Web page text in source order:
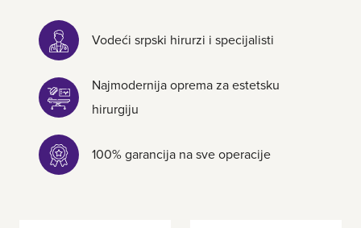
Vodeći srpski hirurzi i specijalisti
Najmodernija oprema za estetsku
hirurgiju
100% garancija na sve operacije